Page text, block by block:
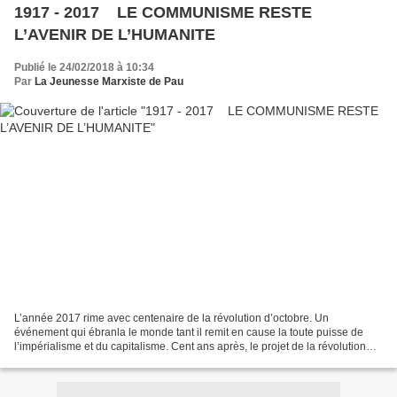
1917 - 2017 LE COMMUNISME RESTE
L’AVENIR DE L’HUMANITE
Publié le 24/02/2018 à 10:34
Par La Jeunesse Marxiste de Pau
L’année 2017 rime avec centenaire de la révolution d’octobre. Un
événement qui ébranla le monde tant il remit en cause la toute puisse de
l’impérialisme et du capitalisme. Cent ans après, le projet de la révolution